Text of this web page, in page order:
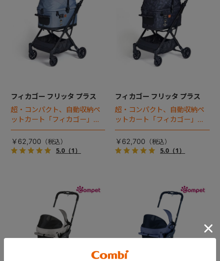
フィカゴー フリッタ プラス
超・コンパクト、自動収納ペ
ットカート「フィカゴー」に
キャビン着脱タイプが新登
場！
￥62,700
5.0（1）
フィカゴー フリッタ プラス
超・コンパクト、自動収納ペ
ットカート「フィカゴー」に
キャビン着脱タイプが新登
場！
￥62,700
5.0（1）